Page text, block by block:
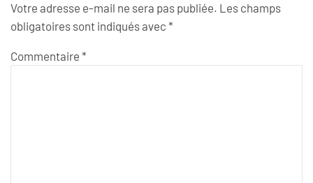
Votre adresse e-mail ne sera pas publiée. Les champs
obligatoires sont indiqués avec *
Commentaire *